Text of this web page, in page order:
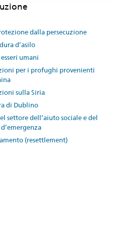
dalla persecuzione
d’asilo
umani
per i profughi provenienti
sulla Siria
di Dublino
settore dell’aiuto sociale e del
(resettlement)